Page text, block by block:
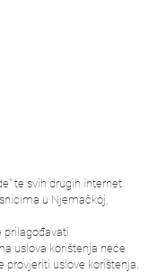
te svih drugih internet
u Njemačkoj,
prilagođavati
uslova korištenja neće
provjeriti uslove korištenja.